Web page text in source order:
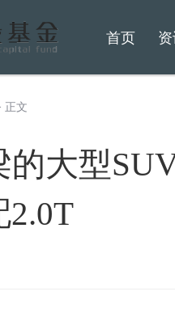
首页
正文
的大型
2.0T